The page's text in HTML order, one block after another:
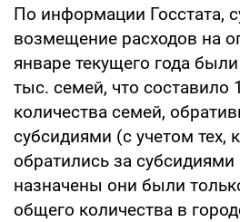
По информации Госстата,
возмещение расходов на
январе текущего года
тыс. семей, что составило
количества семей,
субсидиями (с учетом тех,
обратились за субсидиями
назначены они были
общего количества в